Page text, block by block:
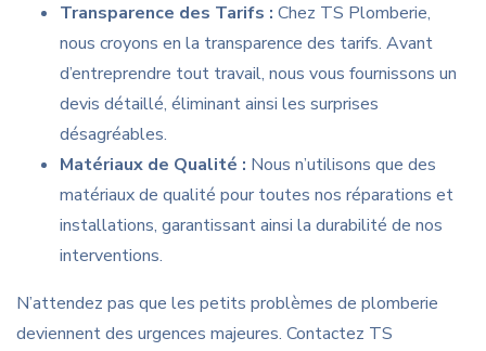
Transparence des Tarifs : Chez TS Plomberie,
nous croyons en la transparence des tarifs. Avant
d’entreprendre tout travail, nous vous fournissons un
devis détaillé, éliminant ainsi les surprises
désagréables.
Matériaux de Qualité : Nous n’utilisons que des
matériaux de qualité pour toutes nos réparations et
installations, garantissant ainsi la durabilité de nos
interventions.
N’attendez pas que les petits problèmes de plomberie
deviennent des urgences majeures. Contactez TS